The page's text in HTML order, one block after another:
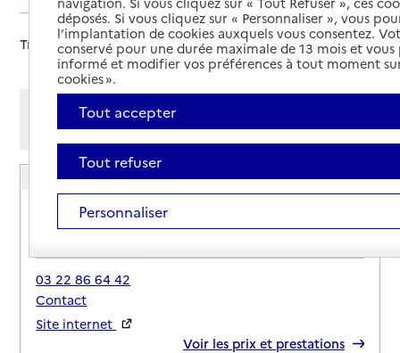
Trier par :
Afficher les résultats par:
Mode liste
Mode carte
EHPAD Epehy Fondation Camus
Adresse
18 rue Raoul Trocmé
80740-Épehy
03 22 86 64 42
Contact
Site internet
Voir les prix et prestations
déposés. Si vous cliquez sur « Personnaliser », vous
l’implantation de cookies auxquels vous consentez.
conservé pour une durée maximale de 13 mois et
informé et modifier vos préférences à tout moment
cookies ».
Tout accepter
Tout refuser
Personnaliser